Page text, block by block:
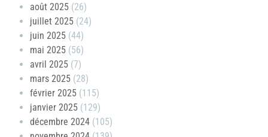
août 2025 (26)
juillet 2025 (24)
juin 2025 (44)
mai 2025 (56)
avril 2025 (7)
mars 2025 (28)
février 2025 (115)
janvier 2025 (129)
décembre 2024 (105)